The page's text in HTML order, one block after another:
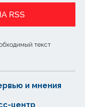
RSS
текст
и мнения
центр